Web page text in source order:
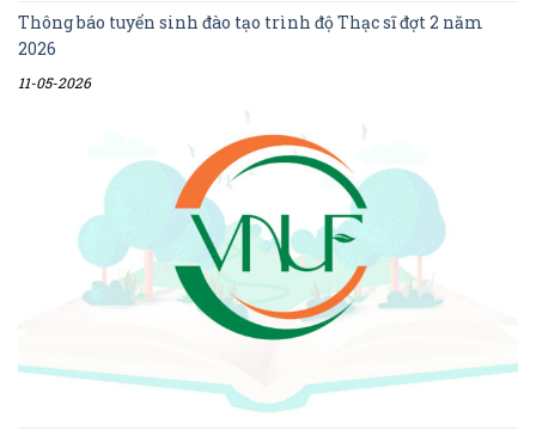
Thông báo tuyển sinh đào tạo trình độ Thạc sĩ đợt 2 năm
2026
11-05-2026